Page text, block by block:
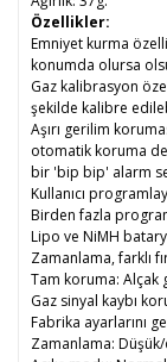
Özellikler:
Emniyet kurma
konumda olursa
Gaz kalibrasyon
şekilde kalibre
Aşırı gerilim
otomatik koruma
bir 'bip bip' alarm
Kullanıcı
Birden fazla
Lipo ve NiMH
Zamanlama, farklı
Tam koruma: Alçak
Gaz sinyal kaybı
Fabrika ayarlarını
Zamanlama: